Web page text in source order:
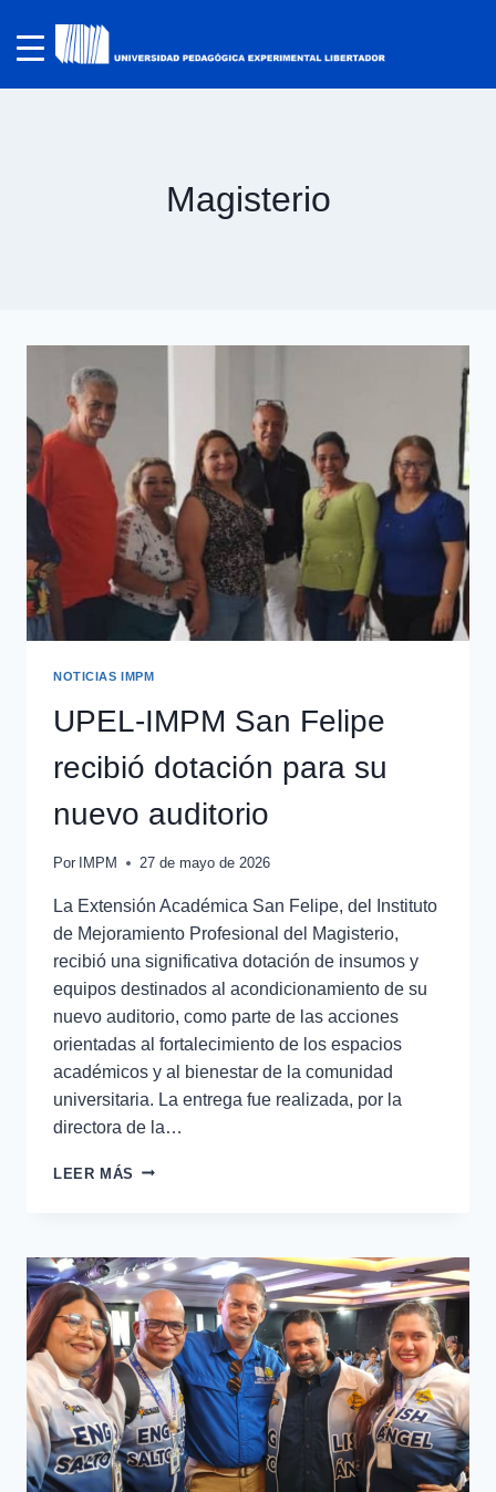
Magisterio
NOTICIAS IMPM
UPEL-IMPM San Felipe
recibió dotación para su
nuevo auditorio
Por IMPM 27 de mayo de 2026
La Extensión Académica San Felipe, del Instituto
de Mejoramiento Profesional del Magisterio,
recibió una significativa dotación de insumos y
equipos destinados al acondicionamiento de su
nuevo auditorio, como parte de las acciones
orientadas al fortalecimiento de los espacios
académicos y al bienestar de la comunidad
universitaria. La entrega fue realizada, por la
directora de la…
LEER MÁS